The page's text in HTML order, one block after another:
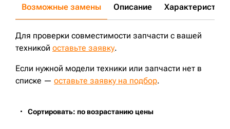
Возможные замены Описание Характеристики
Для проверки совместимости запчасти с вашей
техникой оставьте заявку.
Если нужной модели техники или запчасти нет в
списке — оставьте заявку на подбор.
Сортировать: по возрастанию цены